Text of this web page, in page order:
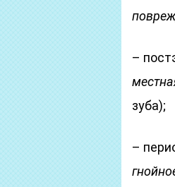
–
зуба);
–